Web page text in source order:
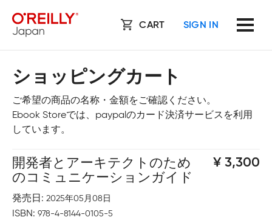
CART SIGN IN
ショッピングカート
ご希望の商品の名称・金額をご確認ください。
Ebook Storeでは、paypalのカード決済サービスを利用
しています。
開発者とアーキテクトのため
のコミュニケーションガイド
発売日 2025年05月08日
ISBN 978-4-8144-0105-5
3,300